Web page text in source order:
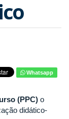
Whatsapp
(PPC) o
didático-